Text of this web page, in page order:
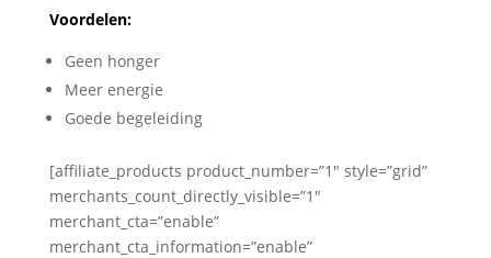
Voordelen:
Geen honger
Meer energie
Goede begeleiding
[affiliate_products product_number=”1″ style=”grid”
merchants_count_directly_visible=”1″
merchant_cta=”enable”
merchant_cta_information=”enable”